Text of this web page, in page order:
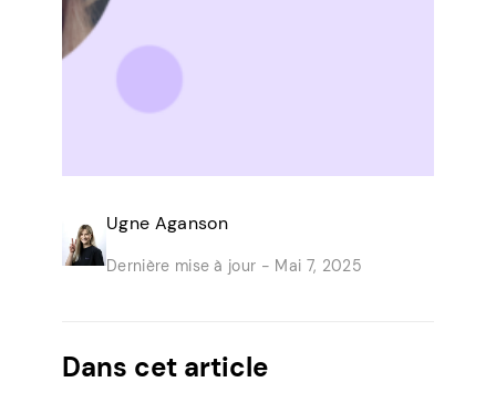
Ugne Aganson
Dernière mise à jour - Mai 7, 2025
Dans cet article